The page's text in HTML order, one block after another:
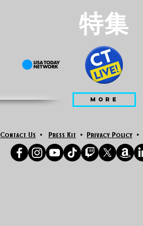
Contact Us • Press Kit • Privacy Policy •
特集
MORE